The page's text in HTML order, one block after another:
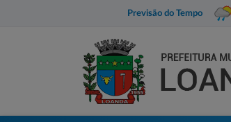
Previsão do Tempo